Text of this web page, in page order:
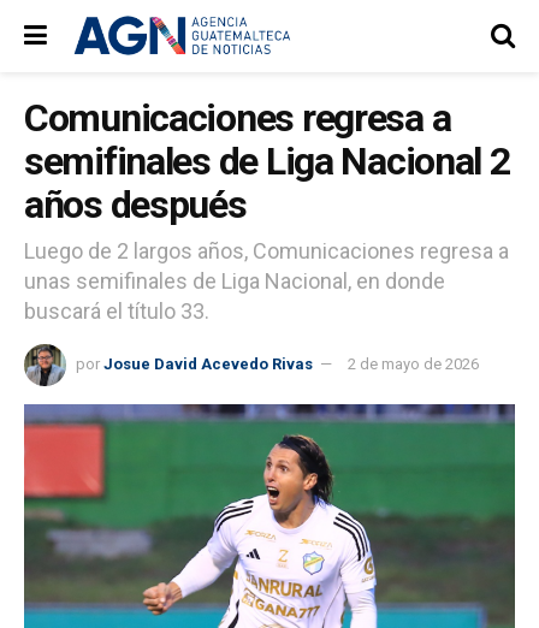
Comunicaciones regresa a
semifinales de Liga Nacional 2
años después
Luego de 2 largos años, Comunicaciones regresa a
unas semifinales de Liga Nacional, en donde
buscará el título 33.
por Josue David Acevedo Rivas 2 de mayo de 2026